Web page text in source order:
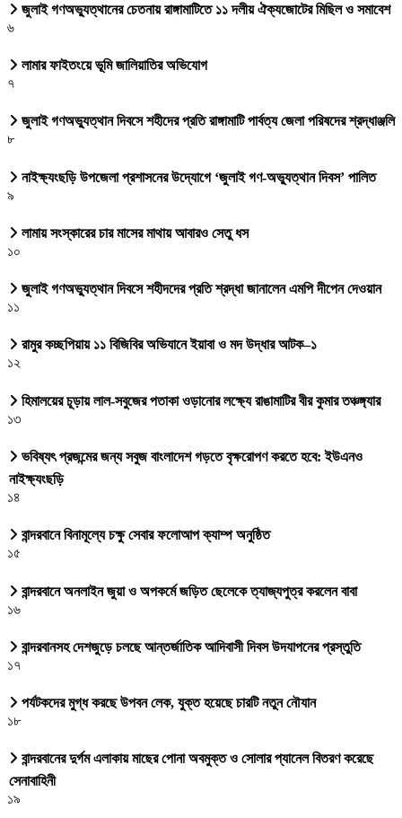
জুলাই গণঅভ্যুত্থানের চেতনায় রাঙ্গামাটিতে ১১ দলীয় ঐক্যজোটের মিছিল ও সমাবেশ
৬
লামার ফাইতংয়ে ভূমি জালিয়াতির অভিযোগ
৭
জুলাই গণঅভ্যুত্থান দিবসে শহীদের প্রতি রাঙ্গামাটি পার্বত্য জেলা পরিষদের শ্রদ্ধাঞ্জলি
৮
নাইক্ষ্যংছড়ি উপজেলা প্রশাসনের উদ্যোগে ‘জুলাই গণ-অভ্যুত্থান দিবস’ পালিত
৯
লামায় সংস্কারের চার মাসের মাথায় আবারও সেতু ধস
১০
জুলাই গণঅভ্যুত্থান দিবসে শহীদদের প্রতি শ্রদ্ধা জানালেন এমপি দীপেন দেওয়ান
১১
রামুর কচ্ছপিয়ায় ১১ বিজিবির অভিযানে ইয়াবা ও মদ উদ্ধার আটক–১
১২
হিমালয়ের চূড়ায় লাল-সবুজের পতাকা ওড়ানোর লক্ষ্যে রাঙামাটির বীর কুমার তঞ্চঙ্গ্যার
১৩
ভবিষ্যৎ প্রজন্মের জন্য সবুজ বাংলাদেশ গড়তে বৃক্ষরোপণ করতে হবে: ইউএনও
নাইক্ষ্যংছড়ি
১৪
বান্দরবানে বিনামূল্যে চক্ষু সেবার ফলোআপ ক্যাম্প অনুষ্ঠিত
১৫
বান্দরবানে অনলাইন জুয়া ও অপকর্মে জড়িত ছেলেকে ত্যাজ্যপুত্র করলেন বাবা
১৬
বান্দরবানসহ দেশজুড়ে চলছে আন্তর্জাতিক আদিবাসী দিবস উদযাপনের প্রস্তুতি
১৭
পর্যটকদের মুগ্ধ করছে উপবন লেক, যুক্ত হয়েছে চারটি নতুন নৌযান
১৮
বান্দরবানের দুর্গম এলাকায় মাছের পোনা অবমুক্ত ও সোলার প্যানেল বিতরণ করেছে
সেনাবাহিনী
১৯